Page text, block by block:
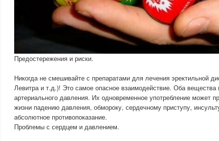
Предостережения и риски.
Никогда не смешивайте с препаратами для лечения эректильной
Левитра и т.д.)! Это самое опасное взаимодействие. Оба
артериального давления. Их одновременное употребление может
жизни падению давления, обмороку, сердечному приступу,
абсолютное противопоказание.
Проблемы с сердцем и давлением.